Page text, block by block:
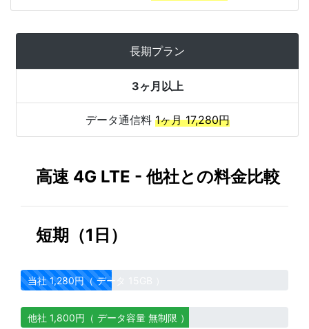
長期プラン
3ヶ月以上
データ通信料 1ヶ月 17,280円
高速 4G LTE - 他社との料金比較
短期（1日）
当社 1,280円（ データ 15GB ）
他社 1,800円（ データ容量 無制限 ）